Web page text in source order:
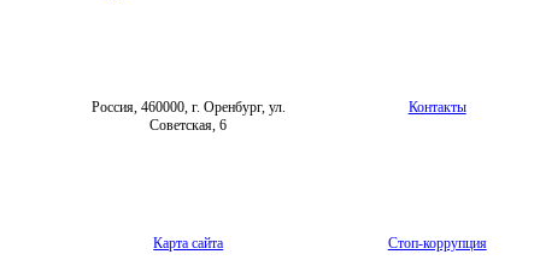
Россия, 460000, г. Оренбург, ул.
Советская, 6
Контакты
Карта сайта Стоп-коррупция